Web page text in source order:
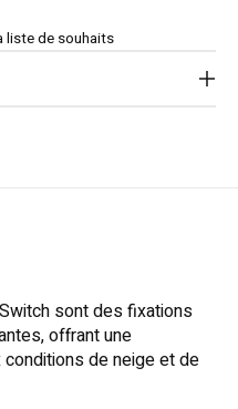
liste de souhaits
sont des fixations
offrant une
de neige et de